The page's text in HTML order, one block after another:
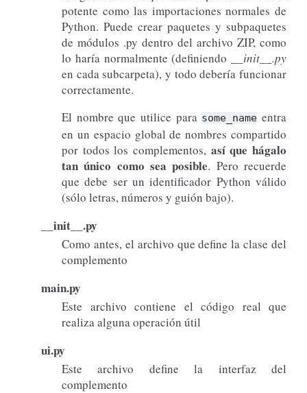
potente como las importaciones normales de
Python. Puede crear paquetes y subpaquetes
de módulos .py dentro del archivo ZIP, como
lo haría normalmente (definiendo
__init__.py
en cada subcarpeta), y todo debería funcionar
correctamente.
El nombre que utilice para some_name entra
en un espacio global de nombres compartido
por todos los complementos, así que hágalo
tan único como sea posible. Pero recuerde
que debe ser un identificador Python válido
(sólo letras, números y guión bajo).
__init__.py
Como antes, el archivo que define la clase del
complemento
main.py
Este archivo contiene el código real que
realiza alguna operación útil
ui.py
Este archivo define la interfaz del
complemento